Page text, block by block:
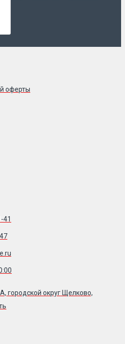
оферты
41
городской округ Щелково,